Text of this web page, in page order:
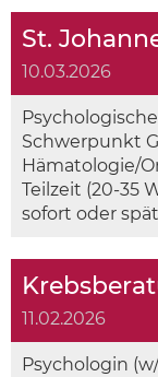
10.03.2026
Schwerpunkt
Hämatologie/
Teilzeit (20-35
sofort oder
11.02.2026
Psychologin